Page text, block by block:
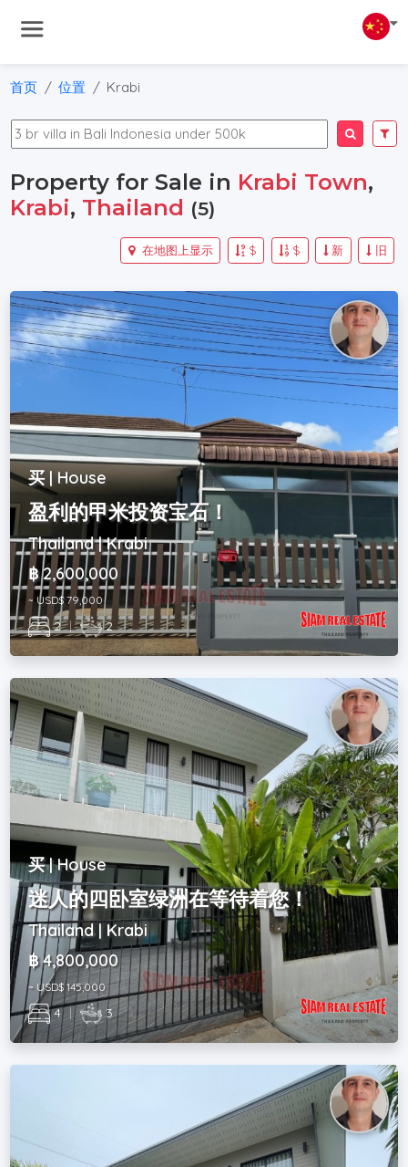
首页 位置 Krabi
Property for Sale in Krabi Town,
Krabi, Thailand (5)
旧
新
$
$
在地图上显示
买 | House
盈利的甲米投资宝石！
Thailand | Krabi
฿ 2,600,000
~ USD$ 79,000
2 | 2
买 | House
迷人的四卧室绿洲在等待着您！
Thailand | Krabi
฿ 4,800,000
~ USD$ 145,000
4 | 3